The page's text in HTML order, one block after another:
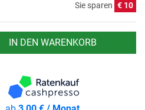
Sie sparen € 10
IN DEN WARENKORB